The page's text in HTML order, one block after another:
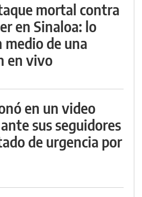
mortal contra
en Sinaloa: lo
de una
en vivo
en un video
sus seguidores
de urgencia por